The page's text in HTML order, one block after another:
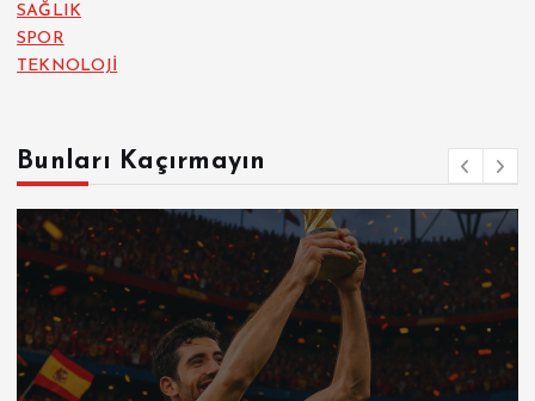
SAĞLIK
SPOR
TEKNOLOJİ
Bunları Kaçırmayın